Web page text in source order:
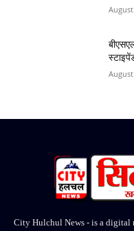
City Hulchul News - is a digital